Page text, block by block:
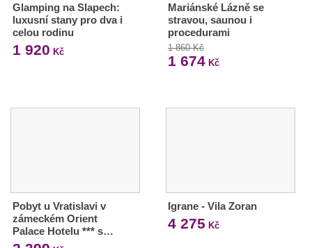
Glamping na Slapech:
luxusní stany pro dva i
celou rodinu
1 920 Kč
Mariánské Lázně se
stravou, saunou i
procedurami
1 860 Kč
1 674Kč
Pobyt u Vratislavi v
zámeckém Orient
Palace Hotelu *** s…
Igrane - Vila Zoran
4 275 Kč